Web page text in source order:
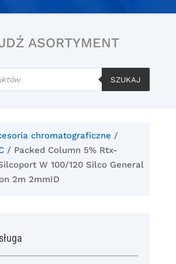
ASORTYMENT
SZUKAJ
chromatograficzne /
/ Packed Column 5% Rtx-
W 100/120 Silco General
2m 2mmID